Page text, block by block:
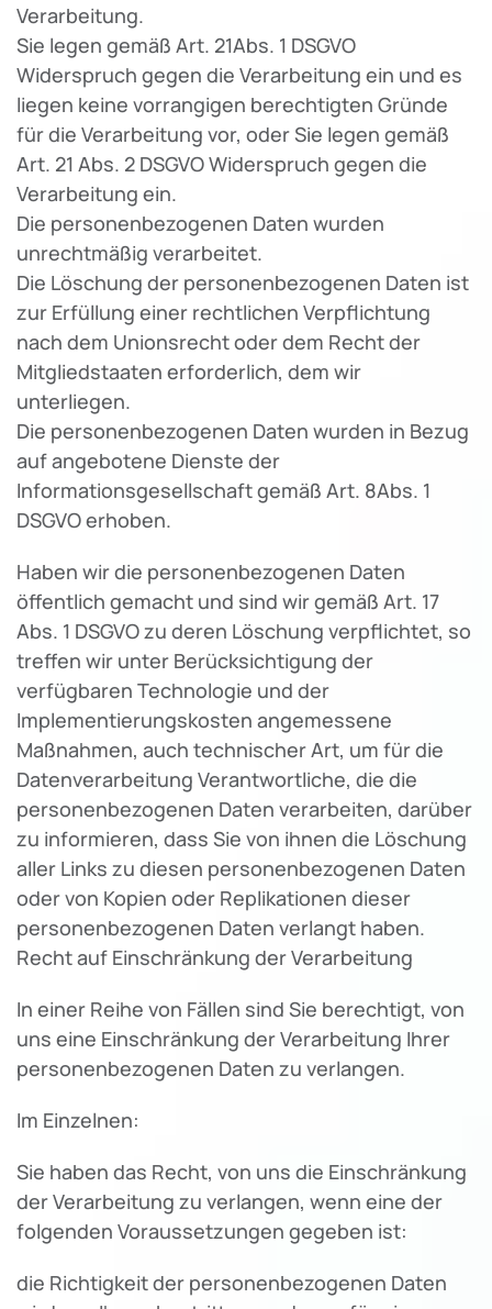
Verarbeitung.
Sie legen gemäß Art. 21Abs. 1 DSGVO
Widerspruch gegen die Verarbeitung ein und es
liegen keine vorrangigen berechtigten Gründe
für die Verarbeitung vor, oder Sie legen gemäß
Art. 21 Abs. 2 DSGVO Widerspruch gegen die
Verarbeitung ein.
Die personenbezogenen Daten wurden
unrechtmäßig verarbeitet.
Die Löschung der personenbezogenen Daten ist
zur Erfüllung einer rechtlichen Verpflichtung
nach dem Unionsrecht oder dem Recht der
Mitgliedstaaten erforderlich, dem wir
unterliegen.
Die personenbezogenen Daten wurden in Bezug
auf angebotene Dienste der
Informationsgesellschaft gemäß Art. 8Abs. 1
DSGVO erhoben.
Haben wir die personenbezogenen Daten
öffentlich gemacht und sind wir gemäß Art. 17
Abs. 1 DSGVO zu deren Löschung verpflichtet, so
treffen wir unter Berücksichtigung der
verfügbaren Technologie und der
Implementierungskosten angemessene
Maßnahmen, auch technischer Art, um für die
Datenverarbeitung Verantwortliche, die die
personenbezogenen Daten verarbeiten, darüber
zu informieren, dass Sie von ihnen die Löschung
aller Links zu diesen personenbezogenen Daten
oder von Kopien oder Replikationen dieser
personenbezogenen Daten verlangt haben.
Recht auf Einschränkung der Verarbeitung
In einer Reihe von Fällen sind Sie berechtigt, von
uns eine Einschränkung der Verarbeitung Ihrer
personenbezogenen Daten zu verlangen.
Im Einzelnen:
Sie haben das Recht, von uns die Einschränkung
der Verarbeitung zu verlangen, wenn eine der
folgenden Voraussetzungen gegeben ist:
die Richtigkeit der personenbezogenen Daten